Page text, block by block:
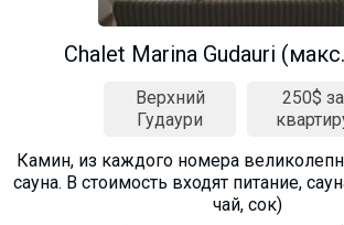
Chalet Marina Gudauri
Верхний
Гудаури
250$ за
Камин, из каждого номера
сауна. В стоимость входят питание,
чай, сок)